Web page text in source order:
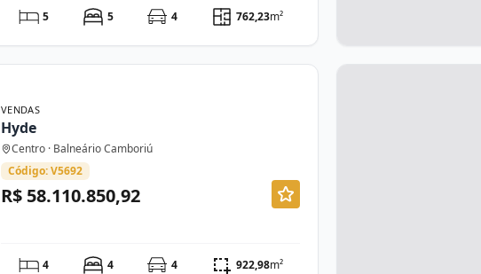
5 5 4 762,23m²
VENDAS
Hyde
Centro · Balneário Camboriú
Código: V5692
R$ 58.110.850,92
4 4 4 922,98m²